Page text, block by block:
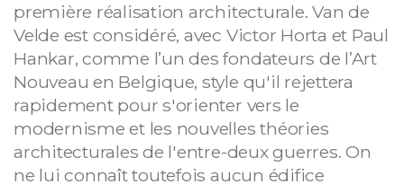
première réalisation architecturale. Van de
Velde est considéré, avec Victor Horta et Paul
Hankar, comme l’un des fondateurs de l’Art
Nouveau en Belgique, style qu'il rejettera
rapidement pour s'orienter vers le
modernisme et les nouvelles théories
architecturales de l'entre-deux guerres. On
ne lui connaît toutefois aucun édifice